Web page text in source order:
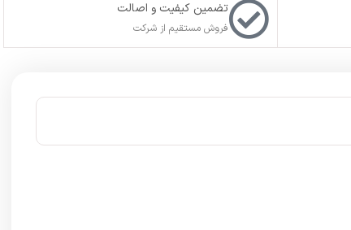
تضمین کیفیت و اصالت
فروش مستقیم از شرکت